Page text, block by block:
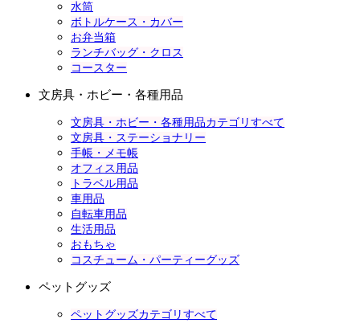
水筒
ボトルケース・カバー
お弁当箱
ランチバッグ・クロス
コースター
文房具・ホビー・各種用品
文房具・ホビー・各種用品カテゴリすべて
文房具・ステーショナリー
手帳・メモ帳
オフィス用品
トラベル用品
車用品
自転車用品
生活用品
おもちゃ
コスチューム・パーティーグッズ
ペットグッズ
ペットグッズカテゴリすべて